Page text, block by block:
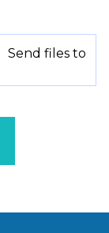
Send files to